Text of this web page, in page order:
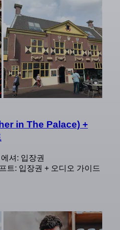
in The Palace) +
셔: 입장권
트: 입장권 + 오디오 가이드